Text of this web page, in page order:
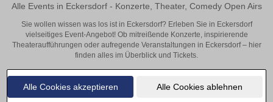
Alle Cookies akzeptieren Alle Cookies ablehnen
Alle Events in Eckersdorf - Konzerte, Theater, Comedy Open Airs
Sie wollen wissen was los ist in Eckersdorf? Erleben Sie in Eckersdorf
vielseitiges Event-Angebot! Ob mitreißende Konzerte, inspirierende
Theateraufführungen oder aufregende Veranstaltungen in Eckersdorf – hier
finden alles im Überblick und Tickets.